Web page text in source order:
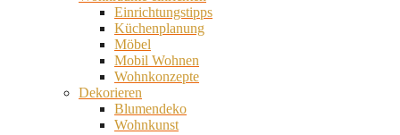
Einrichtungstipps
Küchenplanung
Möbel
Mobil Wohnen
Wohnkonzepte
Dekorieren
Blumendeko
Wohnkunst